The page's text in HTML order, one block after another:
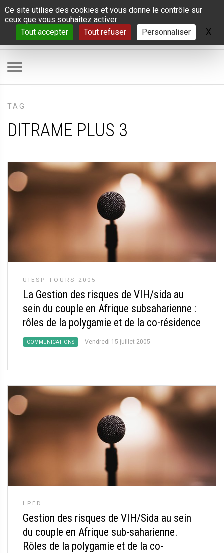
Panneau de gestion des cookies
Ce site utilise des cookies et vous donne le contrôle sur
ceux que vous souhaitez activer
Tout accepter
Tout refuser Personnaliser X
TAG
DITRAME PLUS 3
UIESP TOURS 2005
La Gestion des risques de VIH/sida au
sein du couple en Afrique subsaharienne :
rôles de la polygamie et de la co-résidence
COMMUNICATIONS Vendredi 15 juillet 2005
LPED
Gestion des risques de VIH/Sida au sein
du couple en Afrique sub-saharienne.
Rôles de la polygamie et de la co-